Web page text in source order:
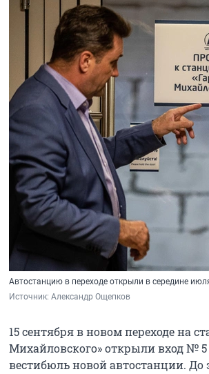
Автостанцию в переходе открыли в середине
Источник: Александр Ощепков
15 сентября в новом переходе на
Михайловского» открыли вход №
вестибюль новой автостанции.